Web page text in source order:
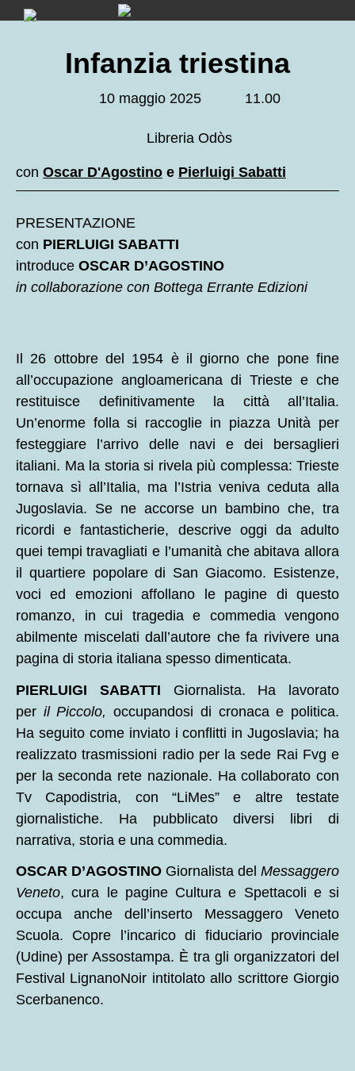
Skip
Infanzia triestina
10 maggio 2025 11.00
Libreria Odòs
con Oscar D'Agostino e Pierluigi Sabatti
PRESENTAZIONE
con PIERLUIGI SABATTI
introduce OSCAR D’AGOSTINO
in collaborazione con Bottega Errante Edizioni
Il 26 ottobre del 1954 è il giorno che pone fine
all’occupazione angloamericana di Trieste e che
restituisce definitivamente la città all’Italia.
Un’enorme folla si raccoglie in piazza Unità per
festeggiare l’arrivo delle navi e dei bersaglieri
italiani. Ma la storia si rivela più complessa: Trieste
tornava sì all’Italia, ma l’Istria veniva ceduta alla
Jugoslavia. Se ne accorse un bambino che, tra
ricordi e fantasticherie, descrive oggi da adulto
quei tempi travagliati e l’umanità che abitava allora
il quartiere popolare di San Giacomo. Esistenze,
voci ed emozioni affollano le pagine di questo
romanzo, in cui tragedia e commedia vengono
abilmente miscelati dall’autore che fa rivivere una
pagina di storia italiana spesso dimenticata.
PIERLUIGI SABATTI Giornalista. Ha lavorato
per il Piccolo, occupandosi di cronaca e politica.
Ha seguito come inviato i conflitti in Jugoslavia; ha
realizzato trasmissioni radio per la sede Rai Fvg e
per la seconda rete nazionale. Ha collaborato con
Tv Capodistria, con “LiMes” e altre testate
giornalistiche. Ha pubblicato diversi libri di
narrativa, storia e una commedia.
OSCAR D’AGOSTINO Giornalista del Messaggero
Veneto, cura le pagine Cultura e Spettacoli e si
occupa anche dell’inserto Messaggero Veneto
Scuola. Copre l’incarico di fiduciario provinciale
(Udine) per Assostampa. È tra gli organizzatori del
Festival LignanoNoir intitolato allo scrittore Giorgio
Scerbanenco.